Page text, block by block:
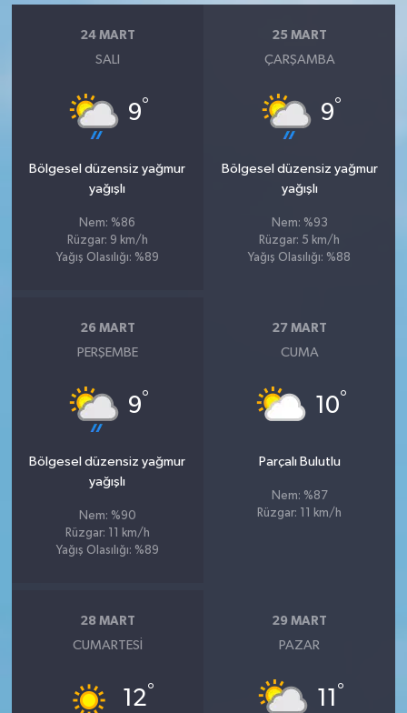
24 MART
SALI
9°
Bölgesel düzensiz yağmur
yağışlı
Nem: %86
Rüzgar: 9 km/h
Yağış Olasılığı: %89
25 MART
ÇARŞAMBA
9°
Bölgesel düzensiz yağmur
yağışlı
Nem: %93
Rüzgar: 5 km/h
Yağış Olasılığı: %88
26 MART
PERŞEMBE
9°
Bölgesel düzensiz yağmur
yağışlı
Nem: %90
Rüzgar: 11 km/h
Yağış Olasılığı: %89
27 MART
CUMA
10°
Parçalı Bulutlu
Nem: %87
Rüzgar: 11 km/h
28 MART
CUMARTESI
12°
29 MART
PAZAR
11 °